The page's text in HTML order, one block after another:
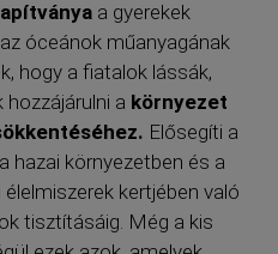
a gyerekek
óceánok műanyagának
hogy a fiatalok lássák,
a környezet
Elősegíti a
környezetben és a
kertjében való
tisztításáig. Még a kis